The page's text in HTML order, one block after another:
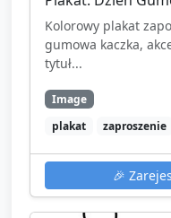
Kolorowy plakat
gumowa kaczka,
tytuł...
Image
plakat
zaproszenie
🎉